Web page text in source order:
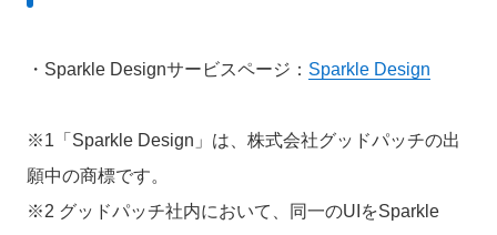
・Sparkle Designサービスページ： Sparkle Design
※1「Sparkle Design」は、株式会社グッドパッチの出
願中の商標です。
※2 グッドパッチ社内において、同一のUIをSparkle